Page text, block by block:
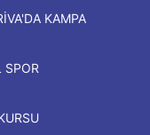
KAMPA
SPOR